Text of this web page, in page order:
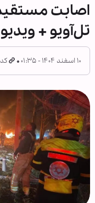
اصابت
تل‌آویو + ویدیو
۱۰ اسفند ۱۴۰۴ - ۰۱:۳۵ کد